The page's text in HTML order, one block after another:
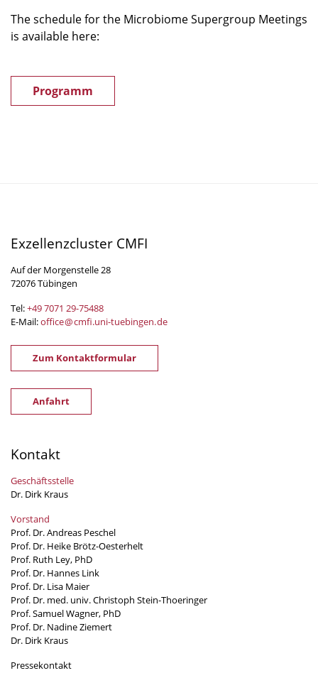
The schedule for the Microbiome Supergroup Meetings
is available here:
Programm
Exzellenzcluster CMFI
Auf der Morgenstelle 28
72076 Tübingen
Tel:+49 7071 29-75488
E-Mail:office@cmfi.uni-tuebingen.de
Zum Kontaktformular
Anfahrt
Kontakt
Geschäftsstelle
Dr. Dirk Kraus
Vorstand
Prof. Dr. Andreas Peschel
Prof. Dr. Heike Brötz-Oesterhelt
Prof. Ruth Ley, PhD
Prof. Dr. Hannes Link
Prof. Dr. Lisa Maier
Prof. Dr. med. univ. Christoph Stein-Thoeringer
Prof. Samuel Wagner, PhD
Prof. Dr. Nadine Ziemert
Dr. Dirk Kraus
Pressekontakt